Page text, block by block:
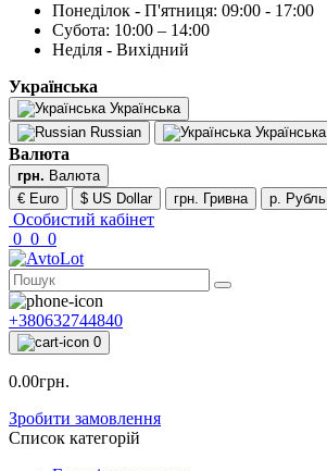
Понеділок - П'ятниця: 09:00 - 17:00
Субота: 10:00 – 14:00
Неділя - Вихідний
Українська
Українська
Russian
Українська
Валюта
грн. Валюта
€ Euro
$ US Dollar грн. Гривна р. Рубль
Особистий кабінет
0 0 0
+380632744840
0
0.00грн.
Зробити замовлення
Список категорій